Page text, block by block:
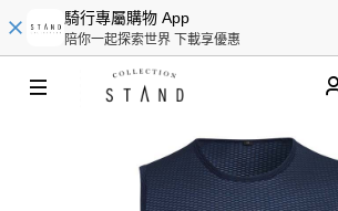
騎行專屬購物 App
陪你一起探索世界 下載享優惠